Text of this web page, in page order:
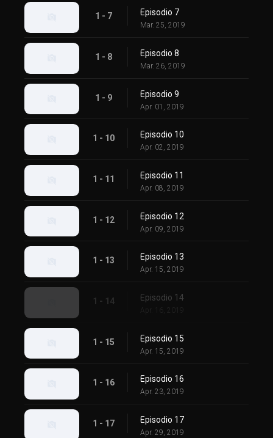
1 - 7 Episodio 7
Mar. 25, 2019
1 - 8 Episodio 8
Mar. 26, 2019
1 - 9 Episodio 9
Apr. 01, 2019
1 - 10 Episodio 10
Apr. 02, 2019
1 - 11 Episodio 11
Apr. 08, 2019
1 - 12 Episodio 12
Apr. 09, 2019
1 - 13 Episodio 13
Apr. 15, 2019
1 - 14 Episodio 14
Apr. 16, 2019
1 - 15 Episodio 15
Apr. 15, 2019
1 - 16 Episodio 16
Apr. 23, 2019
1 - 17 Episodio 17
Apr. 29, 2019